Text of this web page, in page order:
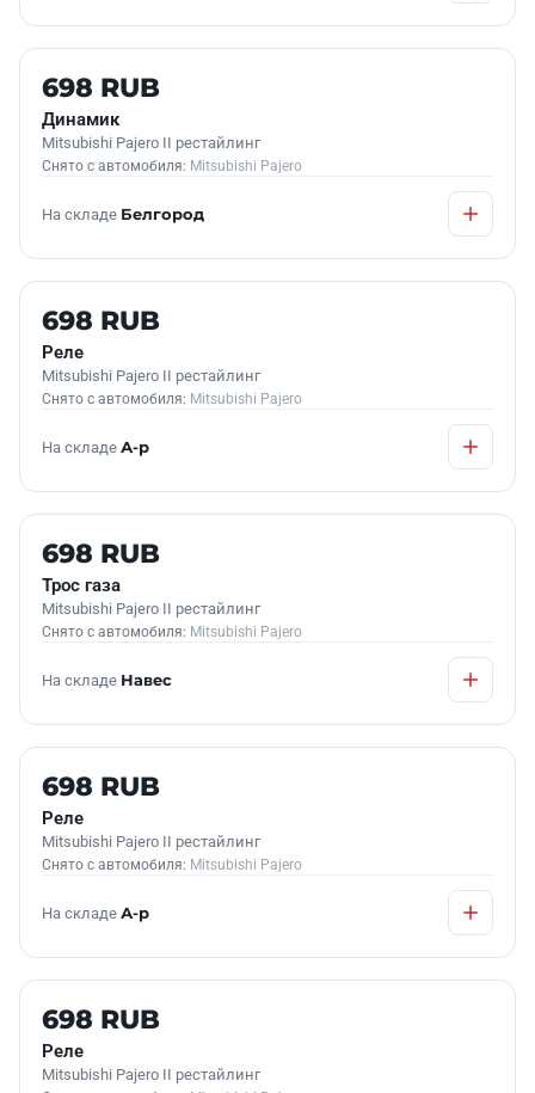
Б/У В НАЛИЧИИ
698 RUB
Динамик
Mitsubishi Pajero II рестайлинг
Снято с автомобиля: Mitsubishi Pajero
На складе Белгород
Б/У В НАЛИЧИИ
698 RUB
Реле
Mitsubishi Pajero II рестайлинг
Снято с автомобиля: Mitsubishi Pajero
На складе А-р
Б/У В НАЛИЧИИ
698 RUB
Трос газа
Mitsubishi Pajero II рестайлинг
Снято с автомобиля: Mitsubishi Pajero
На складе Навес
Б/У В НАЛИЧИИ
698 RUB
Реле
Mitsubishi Pajero II рестайлинг
Снято с автомобиля: Mitsubishi Pajero
На складе А-р
Б/У В НАЛИЧИИ
698 RUB
Реле
Mitsubishi Pajero II рестайлинг